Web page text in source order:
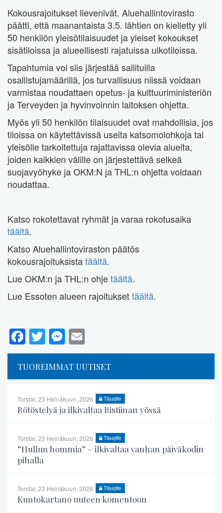
Kokousrajoitukset lievenivät. Aluehallintovirasto
päätti, että maanantaista 3.5. lähtien on kielletty yli
50 henkilön yleisötilaisuudet ja yleiset kokoukset
sisätiloissa ja alueellisesti rajatuissa ulkotiloissa.
Tapahtumia voi siis järjestää sallituilla
osallistujamäärillä, jos turvallisuus niissä voidaan
varmistaa noudattaen opetus- ja kulttuuriministeriön
ja Terveyden ja hyvinvoinnin laitoksen ohjetta.
Myös yli 50 henkilön tilaisuudet ovat mahdollisia, jos
tiloissa on käytettävissä useita katsomolohkoja tai
yleisölle tarkoitettuja rajattavissa olevia alueita,
joiden kaikkien välille on järjestettävä selkeä
suojavyöhyke ja OKM:N ja THL:n ohjetta voidaan
noudattaa.
Katso rokotettavat ryhmät ja varaa rokotusaika
täältä.
Katso Aluehallintoviraston päätös
kokousrajoituksistatäältä.
Lue OKM:n ja THL:n ohjetäältä.
Lue Essoten alueen rajoituksettäältä.
Facebook
TwitterMessenger
TUOREIMMAT UUTISET
Torstai, 23 Heinäkuun, 2026 Tilaajille
Rötöstelyä ja ilkivaltaa Ristiinan yössä
Torstai, 23 Heinäkuun, 2026 Tilaajille
”Hullun hommia” – ilkivaltaa vanhan päiväkodin
pihalla
Torstai, 23 Heinäkuun, 2026 Tilaajille
Kuntokartano uuteen komentoon